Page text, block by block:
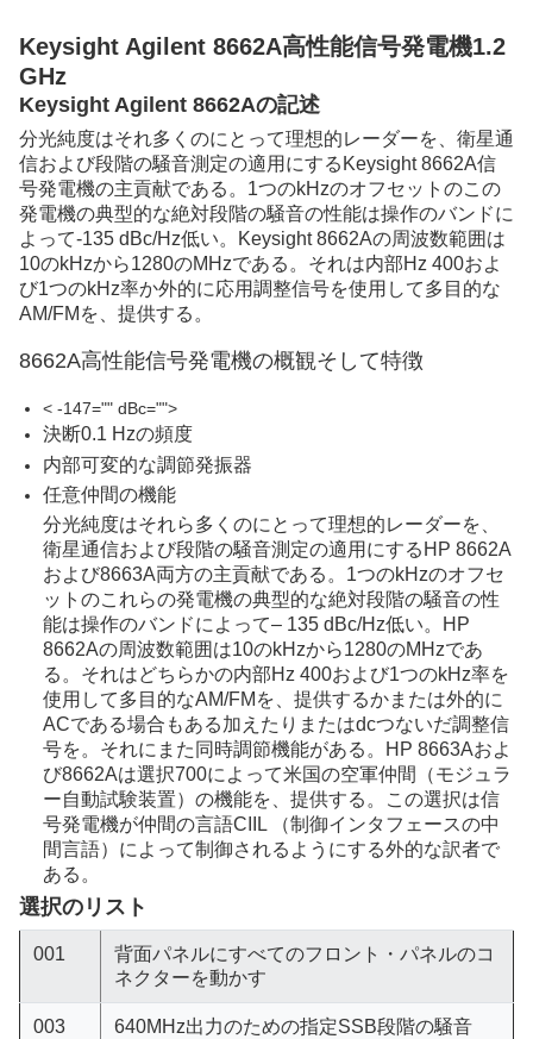
Keysight Agilent 8662A高性能信号発電機1.2
GHz
Keysight Agilent 8662Aの記述
分光純度はそれ多くのにとって理想的レーダーを、衛星通
信および段階の騒音測定の適用にするKeysight 8662A信
号発電機の主貢献である。1つのkHzのオフセットのこの
発電機の典型的な絶対段階の騒音の性能は操作のバンドに
よって-135 dBc/Hz低い。Keysight 8662Aの周波数範囲は
10のkHzから1280のMHzである。それは内部Hz 400およ
び1つのkHz率か外的に応用調整信号を使用して多目的な
AM/FMを、提供する。
8662A高性能信号発電機の概観そして特徴
< -147="" dBc="">
決断0.1 Hzの頻度
内部可変的な調節発振器
任意仲間の機能
分光純度はそれら多くのにとって理想的レーダーを、
衛星通信および段階の騒音測定の適用にするHP 8662A
および8663A両方の主貢献である。1つのkHzのオフセ
ットのこれらの発電機の典型的な絶対段階の騒音の性
能は操作のバンドによって– 135 dBc/Hz低い。HP
8662Aの周波数範囲は10のkHzから1280のMHzであ
る。それはどちらかの内部Hz 400および1つのkHz率を
使用して多目的なAM/FMを、提供するかまたは外的に
ACである場合もある加えたりまたはdcつないだ調整信
号を。それにまた同時調節機能がある。HP 8663Aおよ
び8662Aは選択700によって米国の空軍仲間（モジュラ
ー自動試験装置）の機能を、提供する。この選択は信
号発電機が仲間の言語CIIL （制御インタフェースの中
間言語）によって制御されるようにする外的な訳者で
ある。
選択のリスト
001
背面パネルにすべてのフロント・パネルのコ
ネクターを動かす
003 640MHz出力のための指定SSB段階の騒音